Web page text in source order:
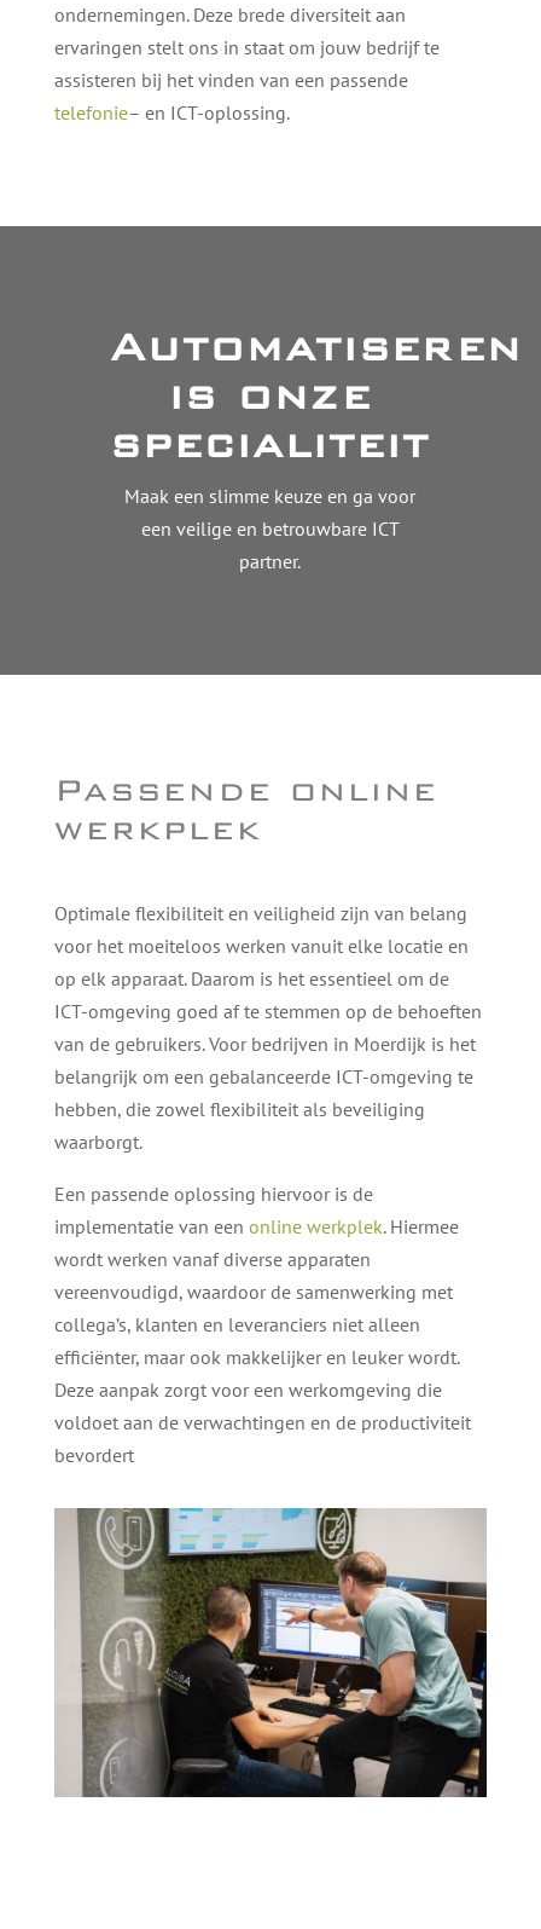
ondernemingen. Deze brede diversiteit aan
ervaringen stelt ons in staat om jouw bedrijf te
assisteren bij het vinden van een passende
telefonie– en ICT-oplossing.
Automatiseren
is onze
specialiteit
Maak een slimme keuze en ga voor
een veilige en betrouwbare ICT
partner.
Passende online
werkplek
Optimale flexibiliteit en veiligheid zijn van belang
voor het moeiteloos werken vanuit elke locatie en
op elk apparaat. Daarom is het essentieel om de
ICT-omgeving goed af te stemmen op de behoeften
van de gebruikers. Voor bedrijven in Moerdijk is het
belangrijk om een gebalanceerde ICT-omgeving te
hebben, die zowel flexibiliteit als beveiliging
waarborgt.
Een passende oplossing hiervoor is de
implementatie van een online werkplek. Hiermee
wordt werken vanaf diverse apparaten
vereenvoudigd, waardoor de samenwerking met
collega’s, klanten en leveranciers niet alleen
efficiënter, maar ook makkelijker en leuker wordt.
Deze aanpak zorgt voor een werkomgeving die
voldoet aan de verwachtingen en de productiviteit
bevordert